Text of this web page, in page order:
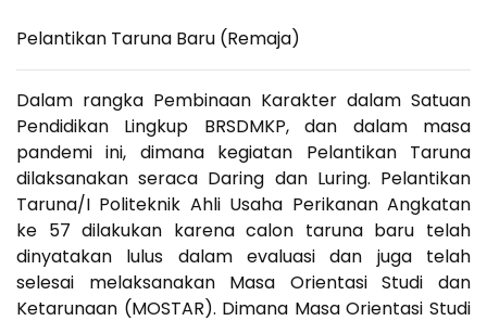
Pelantikan Taruna Baru (Remaja)
Dalam rangka Pembinaan Karakter dalam Satuan
Pendidikan Lingkup BRSDMKP, dan dalam masa
pandemi ini, dimana kegiatan Pelantikan Taruna
dilaksanakan seraca Daring dan Luring. Pelantikan
Taruna/I Politeknik Ahli Usaha Perikanan Angkatan
ke 57 dilakukan karena calon taruna baru telah
dinyatakan lulus dalam evaluasi dan juga telah
selesai melaksanakan Masa Orientasi Studi dan
Ketarunaan (MOSTAR). Dimana Masa Orientasi Studi